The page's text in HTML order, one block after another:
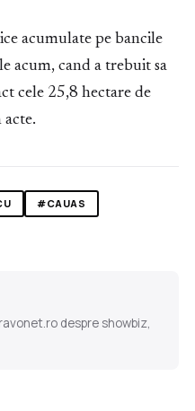
acumulate pe bancile
acum, cand a trebuit sa
cele 25,8 hectare de
acte.
#CAUAS
despre showbiz,